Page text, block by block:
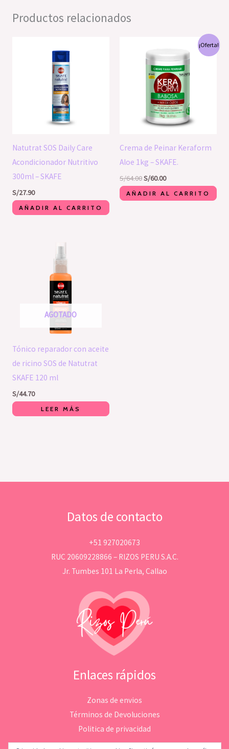
Productos relacionados
Natutrat SOS Daily Care
Acondicionador Nutritivo
300ml – SKAFE
S/27.90
AÑADIR AL CARRITO
¡Oferta!
Crema de Peinar Keraform
Aloe 1kg – SKAFE.
S/64.00
precio
original
era:
S/64.00.
S/60.00
actual
es:
S/60.00.
AÑADIR AL CARRITO
AGOTADO
Tónico reparador con aceite
de ricino SOS de Natutrat
SKAFE 120 ml
S/44.70
LEER MÁS
Datos de contacto
+51 927020673
RUC 20609228866 – RIZOS PERU S.A.C.
Jr. Tumbes 101 La Perla, Callao
Enlaces rápidos
Zonas de envios
Términos de Devoluciones
Politica de privacidad